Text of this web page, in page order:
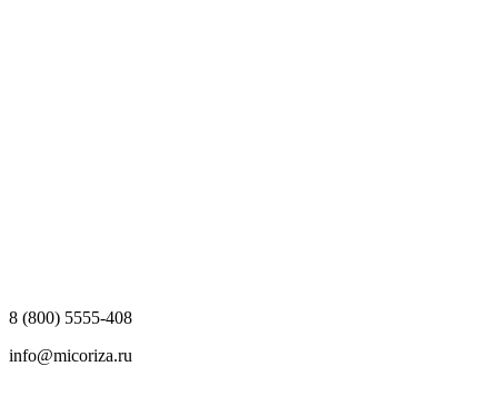
8 (800) 5555-408
info@micoriza.ru